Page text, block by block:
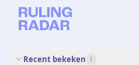
Recent bekeken 1